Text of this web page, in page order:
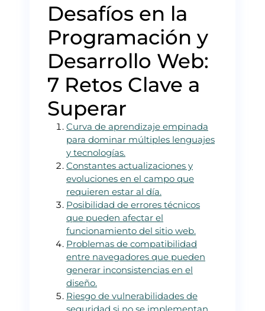
Desafíos en la
Programación y
Desarrollo Web:
7 Retos Clave a
Superar
Curva de aprendizaje empinada
para dominar múltiples lenguajes
y tecnologías.
Constantes actualizaciones y
evoluciones en el campo que
requieren estar al día.
Posibilidad de errores técnicos
que pueden afectar el
funcionamiento del sitio web.
Problemas de compatibilidad
entre navegadores que pueden
generar inconsistencias en el
diseño.
Riesgo de vulnerabilidades de
seguridad si no se implementan